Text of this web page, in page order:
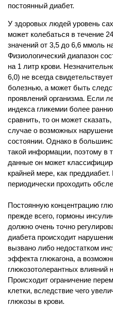
постоянный диабет.
У здоровых людей уровень
может колебаться в течение
значений от 3,5 до 6,6 ммоль
Физиологический диапазон
на 1 литр крови.
6,0) не всегда
болезнью, а может быть
проявлений организма. Если
индекса гликемии более
сравнить, то он может
случае о возможных
состоянии. Однако в
такой информации, поэтому в
данные он может
крайней мере, как
периодически проходить
Постоянную концентрацию
прежде всего, гормоны
должно очень точно
диабета происходит
вызвано либо недостатком
эффекта глюкагона, а
глюкозотолерантных влияний
Происходит ограничение
клетки, вследствие чего
глюкозы в крови.